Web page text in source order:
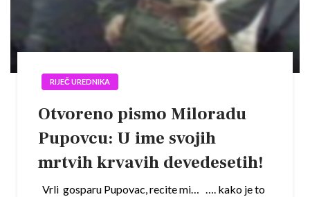
RIJEČ UREDNIKA
Otvoreno pismo Miloradu
Pupovcu: U ime svojih
mrtvih krvavih devedesetih!
Vrli gosparu Pupovac, recite mi… …. kako je to